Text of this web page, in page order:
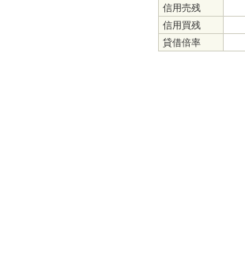
信用売残
信用買残
貸借倍率